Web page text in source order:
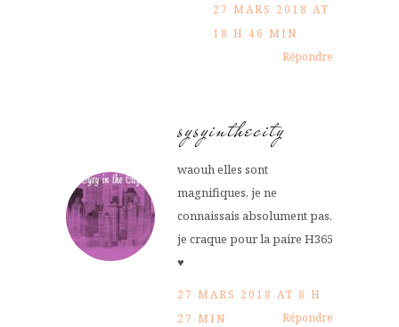
27 MARS 2018 AT
18 H 46 MIN
Répondre
sysyinthecity
waouh elles sont
magnifiques, je ne
connaissais absolument pas,
je craque pour la paire H365
♥
27 MARS 2018 AT 8 H
27 MIN
Répondre